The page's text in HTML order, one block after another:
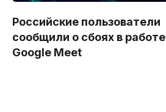
Российские пользователи
сообщили о сбоях в работе
Google Meet